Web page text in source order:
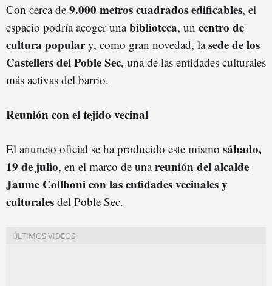
Con cerca de 9.000 metros cuadrados edificables, el
espacio podría acoger unabiblioteca, un centro de
cultura populary, como gran novedad, lasede de los
Castellers del Poble Sec, una de las entidades culturales
más activas del barrio.
Reunión con el tejido vecinal
El anuncio oficial se ha producido este mismo sábado,
19 de julio, en el marco de unareunión del alcalde
Jaume Collboni con las entidades vecinales y
culturales del Poble Sec.